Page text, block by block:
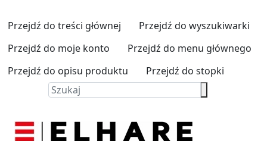
Przejdź do treści głównej
Przejdź do wyszukiwarki
Przejdź do moje konto
Przejdź do menu głównego
Przejdź do opisu produktu
Przejdź do stopki